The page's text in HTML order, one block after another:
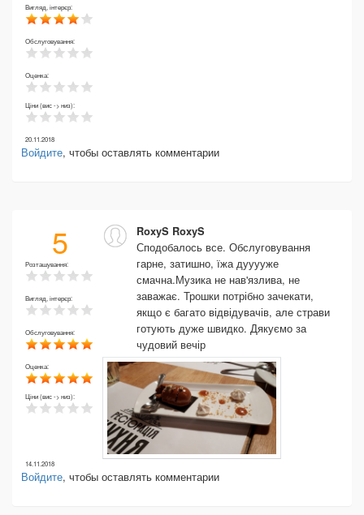
Вигляд, інтерєр:
Обслуговування:
Оценка:
Ціни (вис -> низ):
20.11.2018
Войдите, чтобы оставлять комментарии
5
Розташування:
Вигляд, інтерєр:
Обслуговування:
Оценка:
Ціни (вис -> низ):
RoxyS RoxyS
Сподобалось все. Обслуговування
гарне, затишно, їжа дууууже
смачна.Музика не нав'язлива, не
заважає. Трошки потрібно зачекати,
якщо є багато відвідувачів, але страви
готують дуже швидко. Дякуємо за
чудовий вечір
14.11.2018
Войдите, чтобы оставлять комментарии